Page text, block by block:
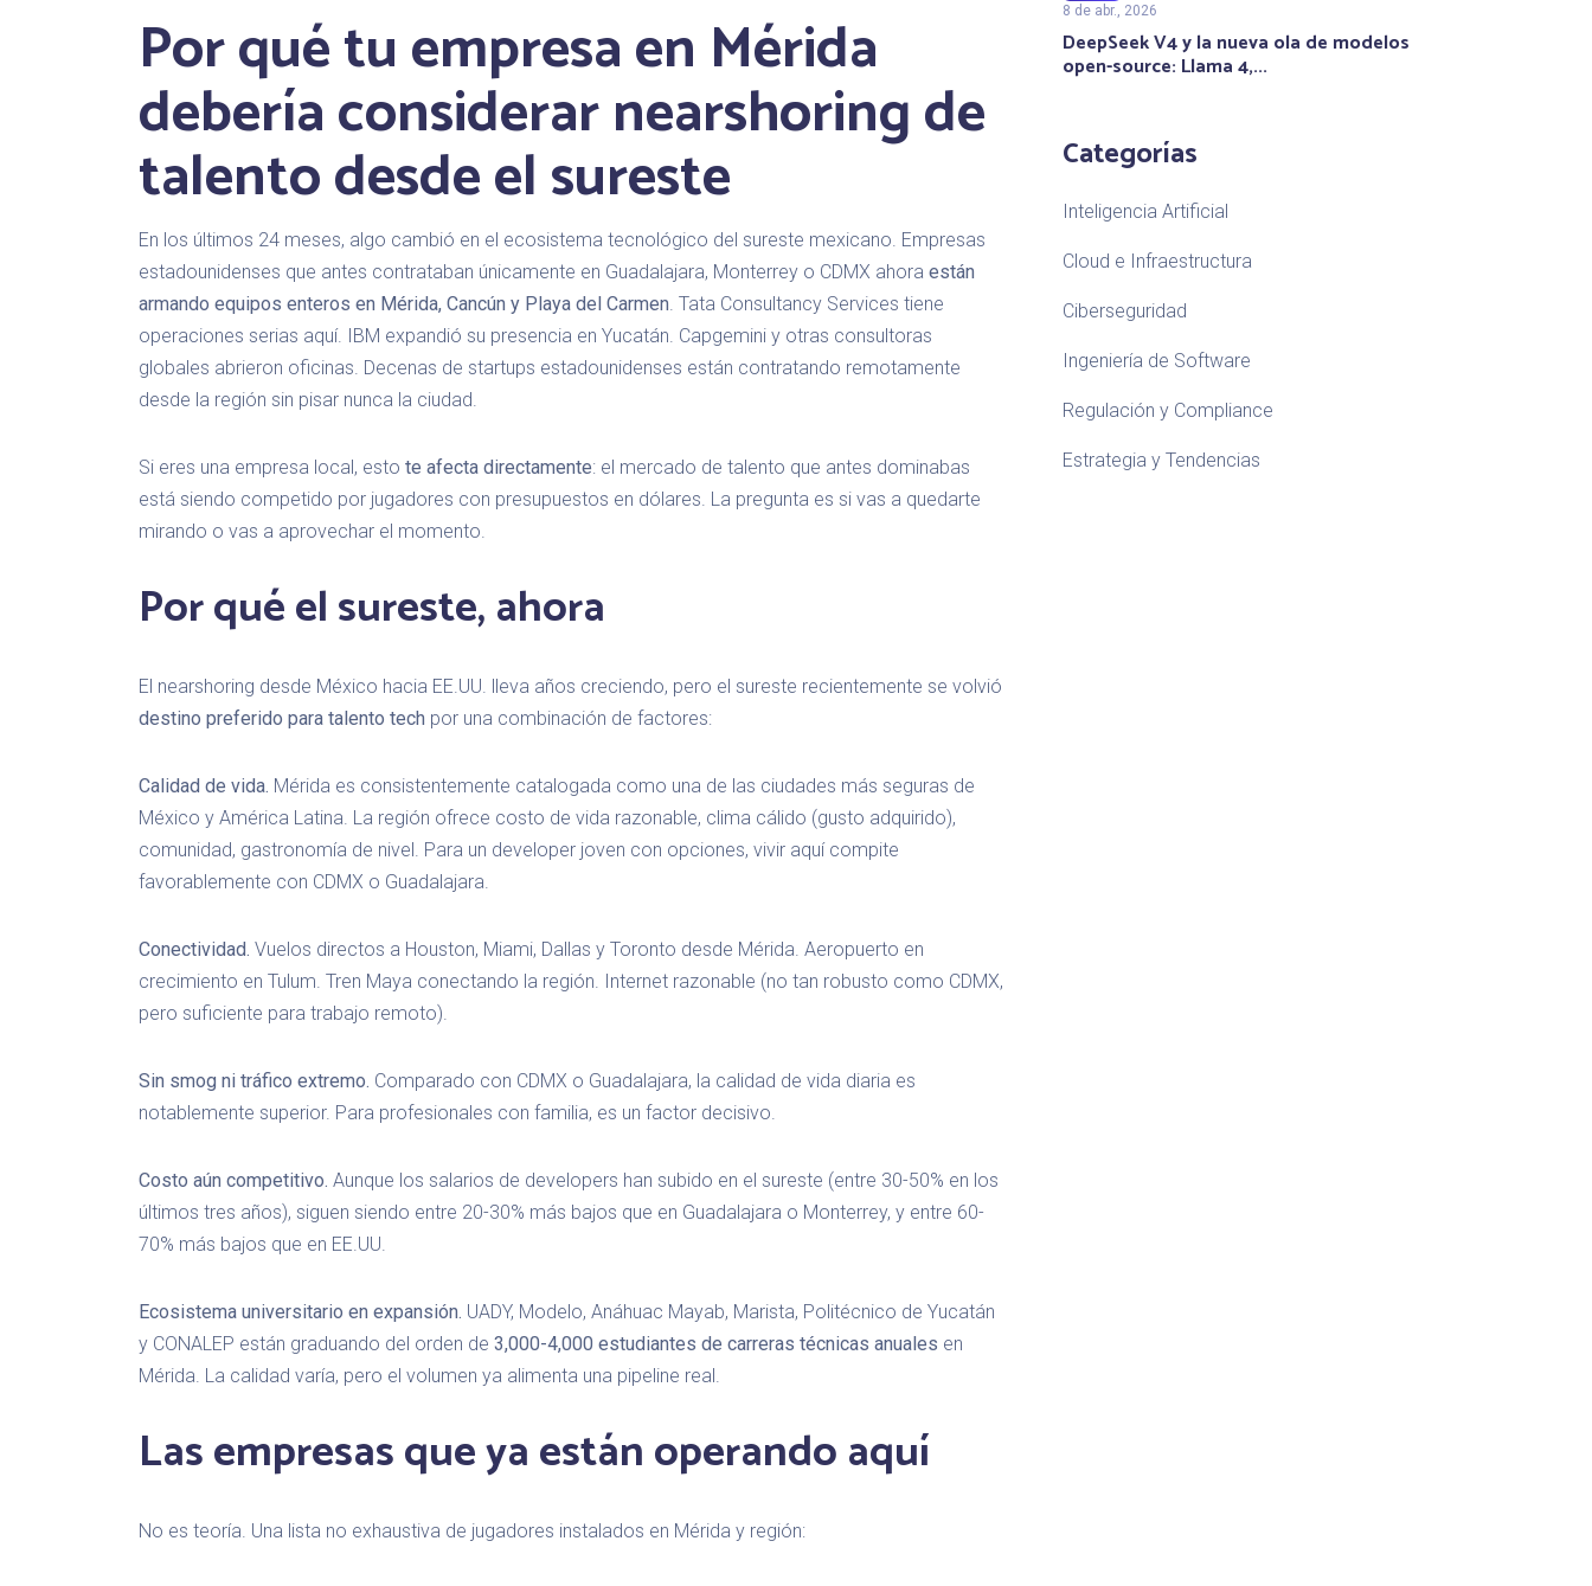
Por qué tu empresa en Mérida
debería considerar nearshoring de
talento desde el sureste
En los últimos 24 meses, algo cambió en el ecosistema tecnológico del sureste mexicano. Empresas
estadounidenses que antes contrataban únicamente en Guadalajara, Monterrey o CDMX ahora están
armando equipos enteros en Mérida, Cancún y Playa del Carmen. Tata Consultancy Services tiene
operaciones serias aquí. IBM expandió su presencia en Yucatán. Capgemini y otras consultoras
globales abrieron oficinas. Decenas de startups estadounidenses están contratando remotamente
desde la región sin pisar nunca la ciudad.
Si eres una empresa local, esto te afecta directamente: el mercado de talento que antes dominabas
está siendo competido por jugadores con presupuestos en dólares. La pregunta es si vas a quedarte
mirando o vas a aprovechar el momento.
Por qué el sureste, ahora
El nearshoring desde México hacia EE.UU. lleva años creciendo, pero el sureste recientemente se volvió
destino preferido para talento tech por una combinación de factores:
Calidad de vida. Mérida es consistentemente catalogada como una de las ciudades más seguras de
México y América Latina. La región ofrece costo de vida razonable, clima cálido (gusto adquirido),
comunidad, gastronomía de nivel. Para un developer joven con opciones, vivir aquí compite
favorablemente con CDMX o Guadalajara.
Conectividad. Vuelos directos a Houston, Miami, Dallas y Toronto desde Mérida. Aeropuerto en
crecimiento en Tulum. Tren Maya conectando la región. Internet razonable (no tan robusto como CDMX,
pero suficiente para trabajo remoto).
Sin smog ni tráfico extremo. Comparado con CDMX o Guadalajara, la calidad de vida diaria es
notablemente superior. Para profesionales con familia, es un factor decisivo.
Costo aún competitivo. Aunque los salarios de developers han subido en el sureste (entre 30-50% en los
últimos tres años), siguen siendo entre 20-30% más bajos que en Guadalajara o Monterrey, y entre 60-
70% más bajos que en EE.UU.
Ecosistema universitario en expansión. UADY, Modelo, Anáhuac Mayab, Marista, Politécnico de Yucatán
y CONALEP están graduando del orden de 3,000-4,000 estudiantes de carreras técnicas anuales en
Mérida. La calidad varía, pero el volumen ya alimenta una pipeline real.
Las empresas que ya están operando aquí
No es teoría. Una lista no exhaustiva de jugadores instalados en Mérida y región:
8 de abr., 2026
DeepSeek V4 y la nueva ola de modelos
open-source: Llama 4,...
Categorías
Inteligencia Artificial
Cloud e Infraestructura
Ciberseguridad
Ingeniería de Software
Regulación y Compliance
Estrategia y Tendencias